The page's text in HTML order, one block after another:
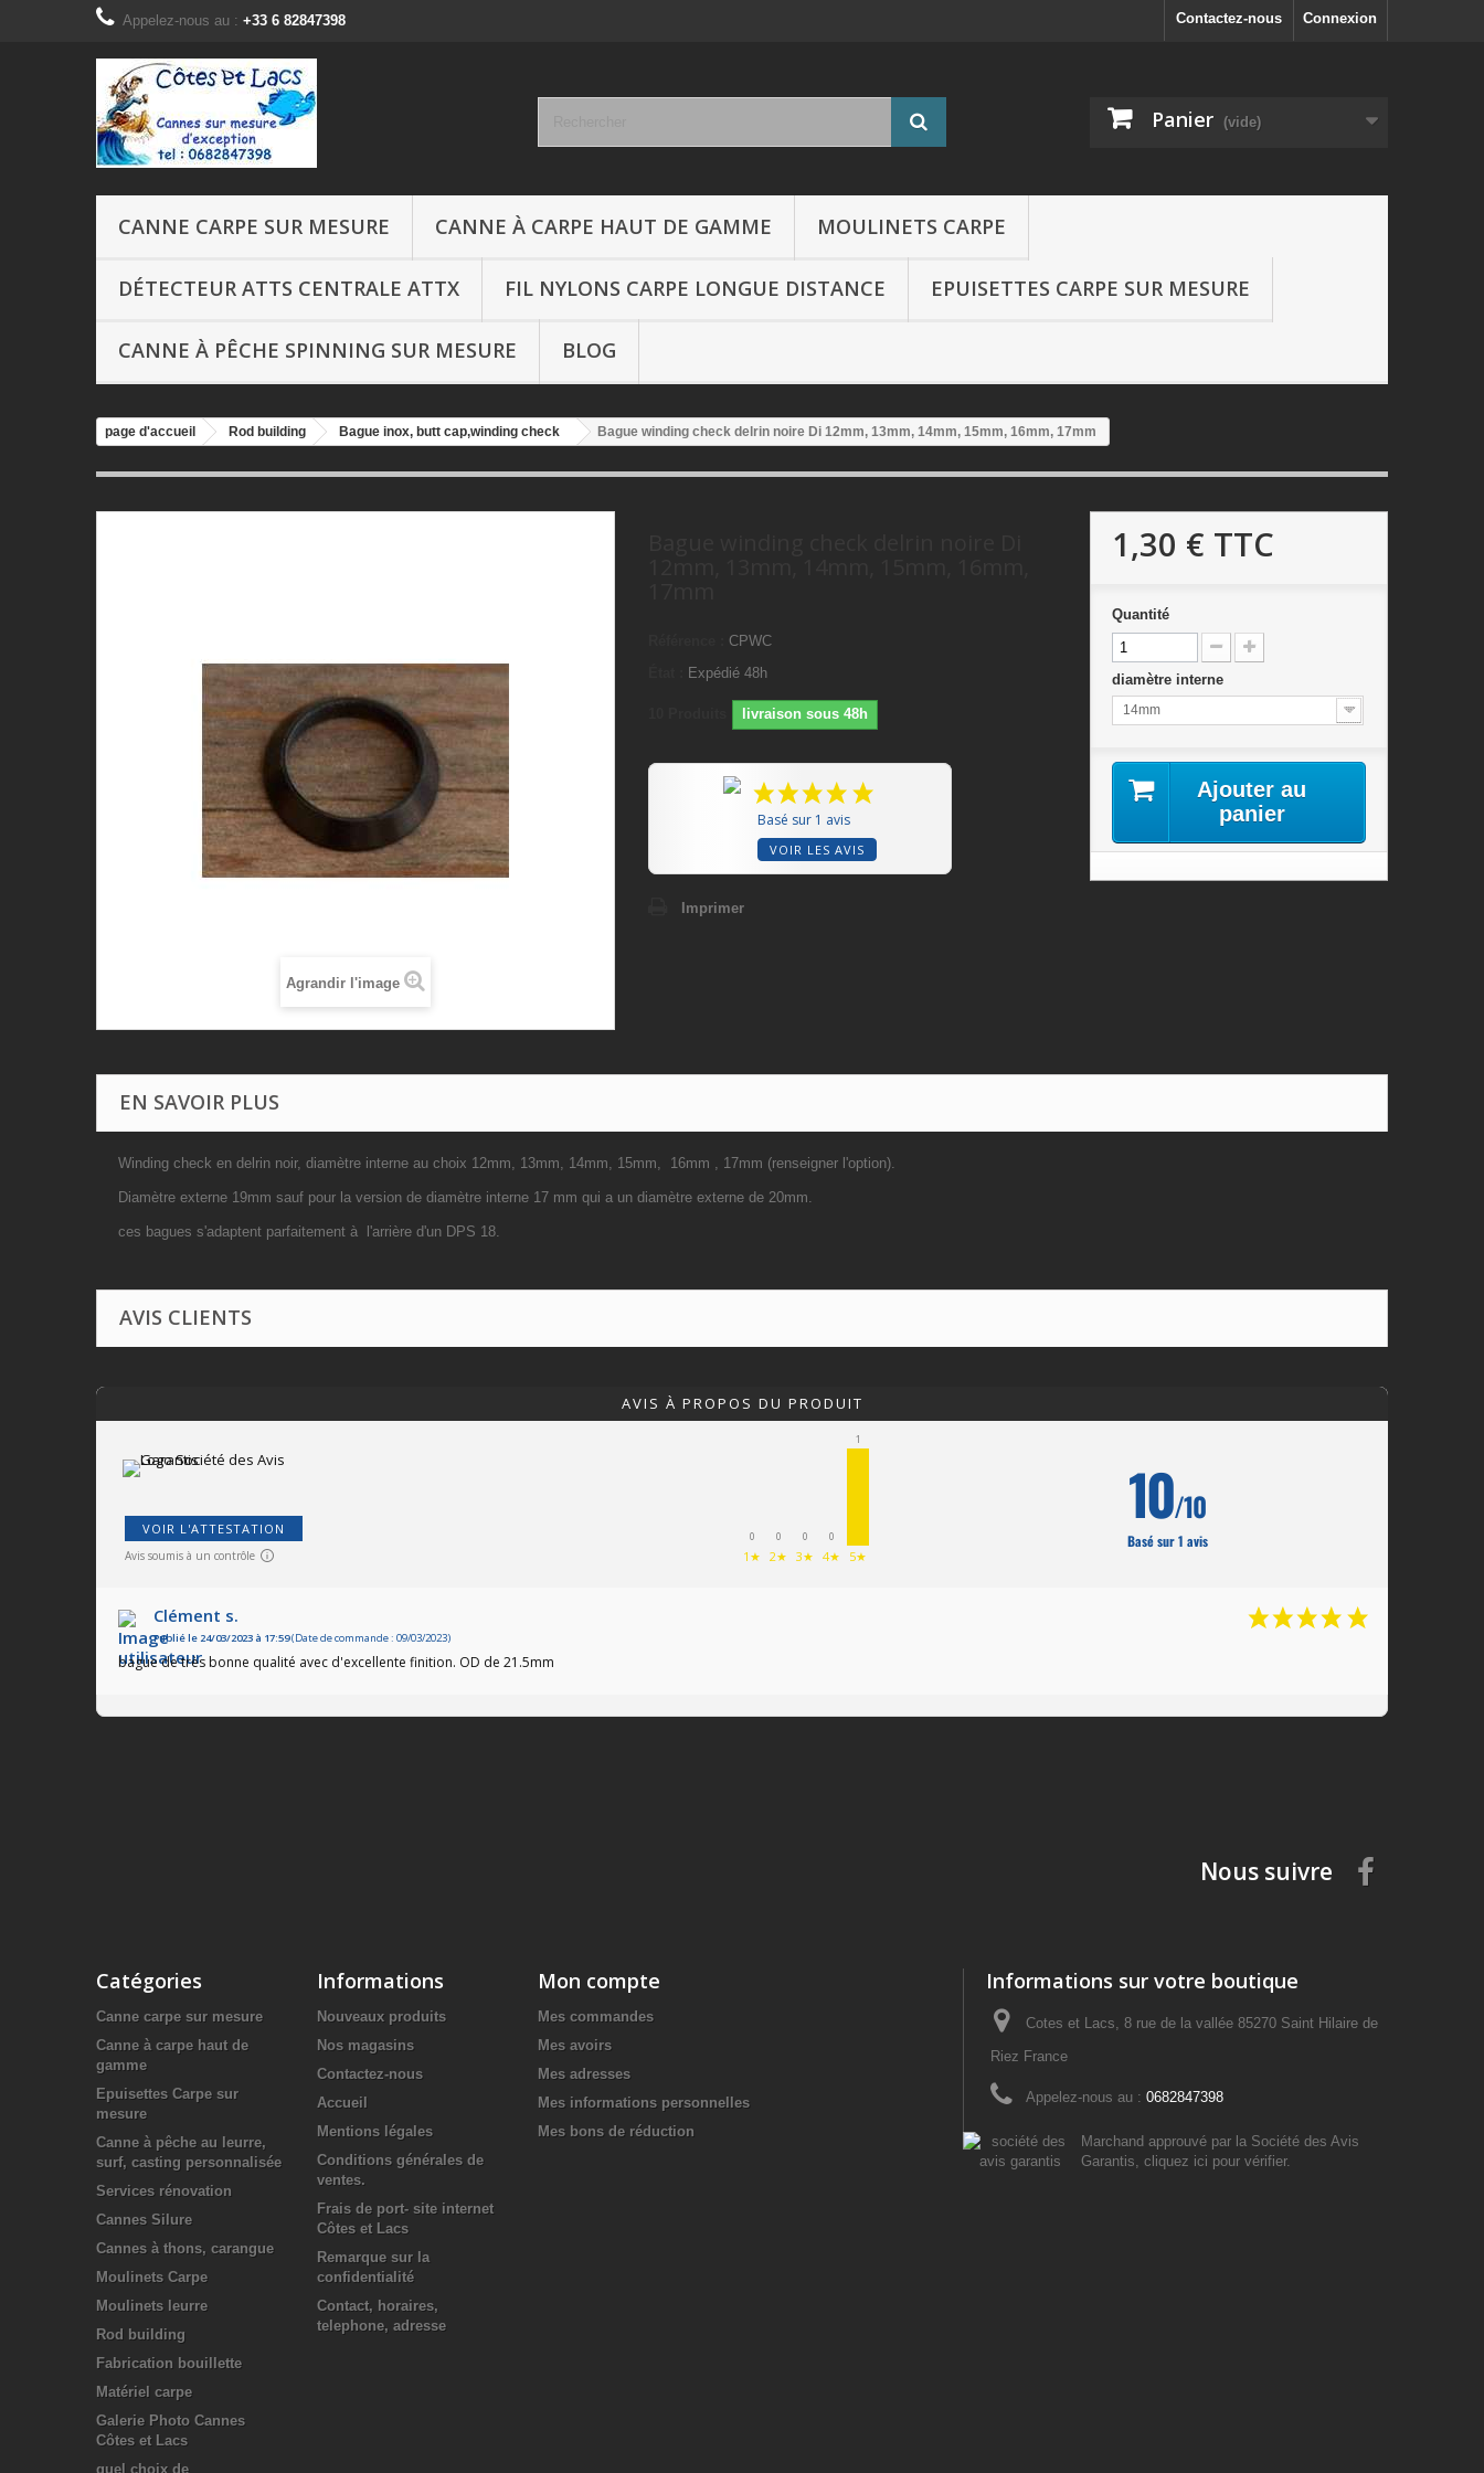
Connexion
Contactez-nous
Appelez-nous au : +33 6 82847398
Panier (vide)
CANNE CARPE SUR MESURE CANNE À CARPE HAUT DE GAMME MOULINETS CARPE
DÉTECTEUR ATTS CENTRALE ATTX FIL NYLONS CARPE LONGUE DISTANCE EPUISETTES CARPE SUR MESURE
CANNE À PÊCHE SPINNING SUR MESURE BLOG
page d'accueil Rod building Bague inox, butt cap,winding check Bague winding check delrin noire Di 12mm, 13mm, 14mm, 15mm, 16mm, 17mm
Agrandir l'image
CPWC
Expédié 48h
livraison sous 48h
Basé sur 1 avis
VOIR LES AVIS
Imprimer
1,30 € TTC
Quantité
diamètre interne
14mm
Ajouter au
panier
EN SAVOIR PLUS
Winding check en delrin noir, diamètre interne au choix 12mm, 13mm, 14mm, 15mm, 16mm , 17mm (renseigner l'option).
Diamètre externe 19mm sauf pour la version de diamètre interne 17 mm qui a un diamètre externe de 20mm.
ces bagues s'adaptent parfaitement à l'arrière d'un DPS 18.
AVIS CLIENTS
AVIS À PROPOS DU PRODUIT
VOIR L'ATTESTATION
Avis soumis à un contrôle
0
1★
0
2★
0
3★
0
4★
1
5★
10/10
Basé sur 1 avis
Clément s.
Publié le 24/03/2023 à 17:59(Date de commande : 09/03/2023)
bague de très bonne qualité avec d'excellente finition. OD de 21.5mm
Nous suivre
Catégories
Canne carpe sur mesure
Canne à carpe haut de
gamme
Epuisettes Carpe sur
mesure
Canne à pêche au leurre,
surf, casting personnalisée
Services rénovation
Cannes Silure
Cannes à thons, carangue
Moulinets Carpe
Moulinets leurre
Rod building
Fabrication bouillette
Matériel carpe
Galerie Photo Cannes
Côtes et Lacs
quel choix de
Informations
Nouveaux produits
Nos magasins
Contactez-nous
Accueil
Mentions légales
Conditions générales de
ventes.
Frais de port- site internet
Côtes et Lacs
Remarque sur la
confidentialité
Contact, horaires,
telephone, adresse
Mon compte
Mes commandes
Mes avoirs
Mes adresses
Mes informations personnelles
Mes bons de réduction
Informations sur votre boutique
Cotes et Lacs, 8 rue de la vallée 85270 Saint Hilaire de
Riez France
Appelez-nous au : 0682847398
Marchand approuvé par la Société des Avis
Garantis, cliquez ici pour vérifier.